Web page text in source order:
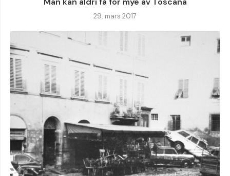
29. mars 2017